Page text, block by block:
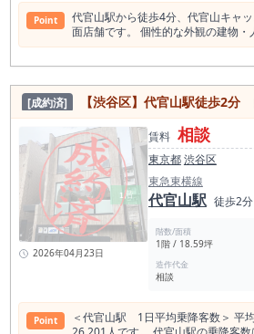
円 2021年 33,336円
Point
代官山駅から徒歩4分、代官⼭キャ
⾯店舗です。 個性的な外観の建物
す。 現在は美容室ですが飲食店、物販店等の業態もご相談可能
にかけ伸びている。 ＜代官山飲食店数:2021店 食べログ調べ
＞ 他エリアより突出してバー、カ
一方で、ラーメン、中華、カレーな
る。 とはいえ、駅乗降客数に対して
め、 飲食店の生き残り競争が厳し
居酒屋 655店 和食 534店 バー 468店 洋
食・西洋料理 385店 カフェ 338店 スイーツ店 142店 焼肉
ホルモン 120店 アジアエスニック 111店 中華料理 83店 パ
ン・サンドイッチ 68店 カレー 61店 ラーメン店 55店 ＜代官山
スポット＞ ログロード代官山 代官山
ルサイドテラス 東山公園（東京都目
官山 T-SITE 俺のおでん 代官山店 旧
BREWERY TOKYO 代官山駅の店舗賃料相場情報（直近1年間）
平均坪単価 39,511円 最も高い坪
相場年別推移（2021年〜2024年）
円 2022年 36,027円 2023年 37,031
[成約済] 【渋谷区】代官山駅徒歩2分 内装
2026年04月23日
賃料 相談
東京都渋谷区
東急東横線
代官山駅 徒歩2分
階数/面積
1階 / 18.59坪
造作代金
相談
Point
＜代官山駅 1日平均乗降客数＞ 平